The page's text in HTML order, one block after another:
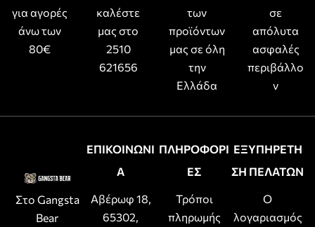
για αγορές
άνω των
80€
καλέστε
μας στο
2510
621656
των
προϊόντων
μας σε όλη
την
Ελλάδα
σε
απόλυτα
ασφαλές
περιβάλλο
ν
Στο Gangsta
Bear
ΕΠΙΚΟΙΝΩΝΙ
Α
Αβέρωφ 18,
65302,
ΠΛΗΡΟΦΟΡΙ
ΕΣ
Τρόποι
πληρωμής
ΕΞΥΠΗΡΕΤΗ
ΣΗ ΠΕΛΑΤΩΝ
Ο
λογαριασμός